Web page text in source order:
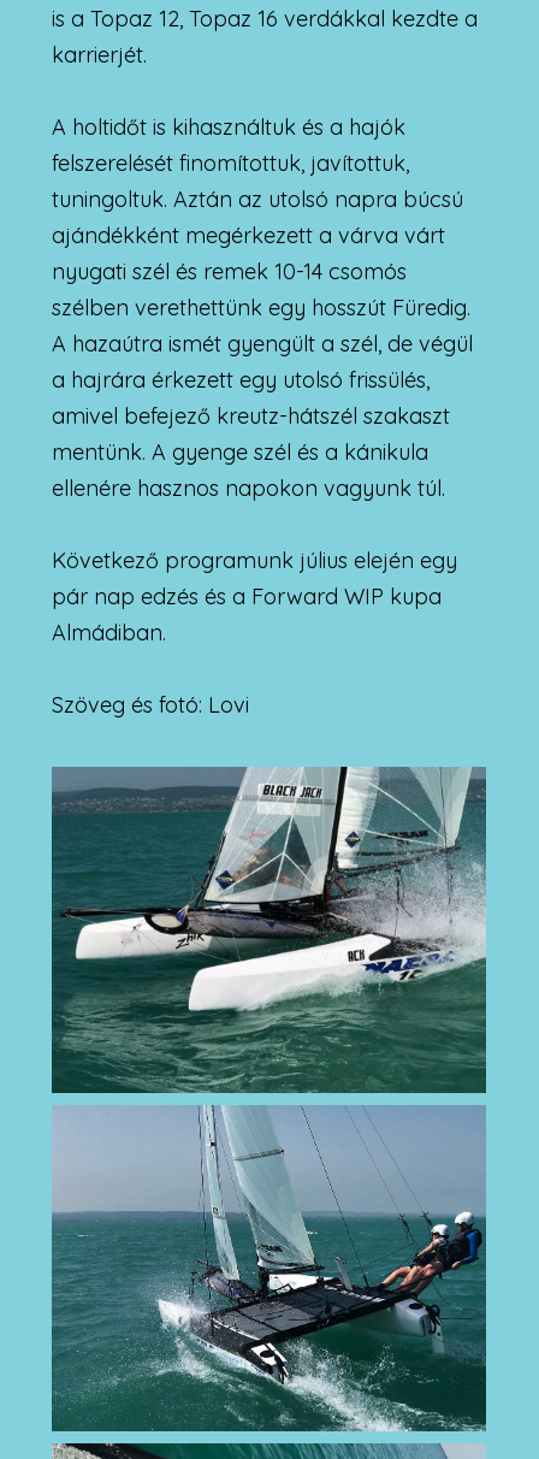
is a Topaz 12, Topaz 16 verdákkal kezdte a
karrierjét.
A holtidőt is kihasználtuk és a hajók
felszerelését finomítottuk, javítottuk,
tuningoltuk. Aztán az utolsó napra búcsú
ajándékként megérkezett a várva várt
nyugati szél és remek 10-14 csomós
szélben verethettünk egy hosszút Füredig.
A hazaútra ismét gyengült a szél, de végül
a hajrára érkezett egy utolsó frissülés,
amivel befejező kreutz-hátszél szakaszt
mentünk. A gyenge szél és a kánikula
ellenére hasznos napokon vagyunk túl.
Következő programunk július elején egy
pár nap edzés és a Forward WIP kupa
Almádiban.
Szöveg és fotó: Lovi